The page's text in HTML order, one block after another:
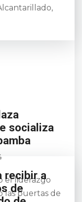
socializa
el liderazgo
las puertas de